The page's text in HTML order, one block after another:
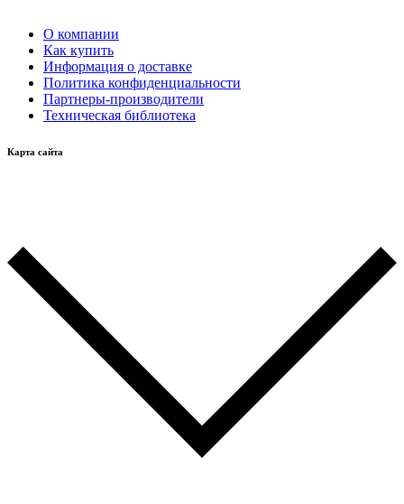
О компании
Как купить
Информация о доставке
Политика конфиденциальности
Партнеры-производители
Техническая библиотека
Карта сайта